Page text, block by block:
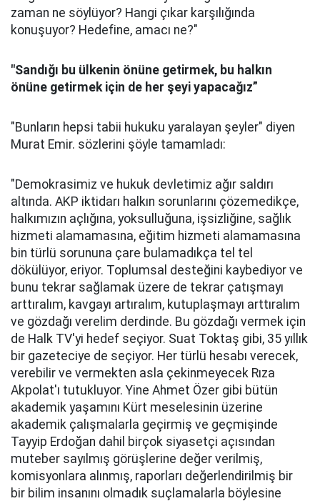
zaman ne söylüyor? Hangi çıkar karşılığında
konuşuyor? Hedefine, amacı ne?"
"Sandığı bu ülkenin önüne getirmek, bu halkın
önüne getirmek için de her şeyi yapacağız”
"Bunların hepsi tabii hukuku yaralayan şeyler" diyen
Murat Emir. sözlerini şöyle tamamladı:
"Demokrasimiz ve hukuk devletimiz ağır saldırı
altında. AKP iktidarı halkın sorunlarını çözemedikçe,
halkımızın açlığına, yoksulluğuna, işsizliğine, sağlık
hizmeti alamamasına, eğitim hizmeti alamamasına
bin türlü sorununa çare bulamadıkça tel tel
dökülüyor, eriyor. Toplumsal desteğini kaybediyor ve
bunu tekrar sağlamak üzere de tekrar çatışmayı
arttıralım, kavgayı artıralım, kutuplaşmayı arttıralım
ve gözdağı verelim derdinde. Bu gözdağı vermek için
de Halk TV'yi hedef seçiyor. Suat Toktaş gibi, 35 yıllık
bir gazeteciye de seçiyor. Her türlü hesabı verecek,
verebilir ve vermekten asla çekinmeyecek Rıza
Akpolat'ı tutukluyor. Yine Ahmet Özer gibi bütün
akademik yaşamını Kürt meselesinin üzerine
akademik çalışmalarla geçirmiş ve geçmişinde
Tayyip Erdoğan dahil birçok siyasetçi açısından
muteber sayılmış görüşlerine değer verilmiş,
komisyonlara alınmış, raporları değerlendirilmiş bir
bir bilim insanını olmadık suçlamalarla böylesine